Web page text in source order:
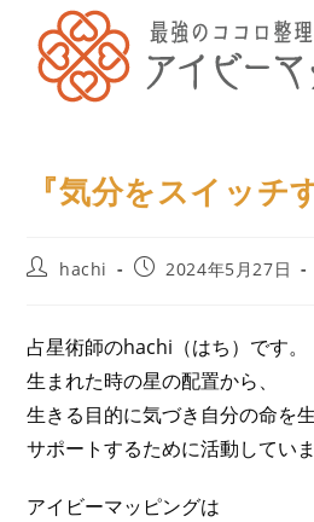
『気分をスイッチ
hachi 2024年5月27日
占星術師のhachi（はち）です。
生まれた時の星の配置から、
生きる目的に気づき自分の命を
サポートするために活動していま
アイビーマッピングは